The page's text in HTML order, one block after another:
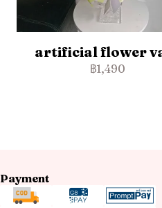
artificial flower
฿1,490
Payment